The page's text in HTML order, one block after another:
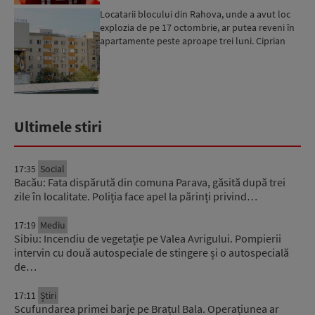
Locatarii blocului din Rahova, unde a avut loc
explozia de pe 17 octombrie, ar putea reveni în
apartamente peste aproape trei luni. Ciprian
Ultimele stiri
17:35 Social
Bacău: Fata dispărută din comuna Parava, găsită după trei
zile în localitate. Poliția face apel la părinți privind…
17:19 Mediu
Sibiu: Incendiu de vegetație pe Valea Avrigului. Pompierii
intervin cu două autospeciale de stingere și o autospecială
de…
17:11 Știri
Scufundarea primei barje pe Brațul Bala. Operațiunea ar